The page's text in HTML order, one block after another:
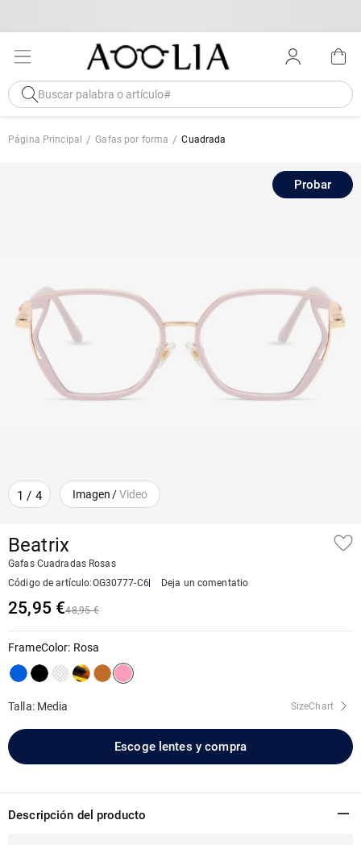
Página Principal Gafas por forma Cuadrada
1 / 4 Imagen /Video
Probar
Beatrix
Gafas Cuadradas Rosas
Código de artículo:OG30777-C6 Deja un comentatio
25,95 €48,95 €
FrameColor: Rosa
Talla: Media SizeChart
Escoge lentes y compra
Descripción del producto